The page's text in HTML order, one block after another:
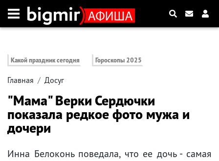
Какой праздник сегодня Гороскопы 2025
Главная Досуг
"Мама" Верки Сердючки
показала редкое фото мужа и
дочери
Инна Белоконь поведала, что ее дочь - самая